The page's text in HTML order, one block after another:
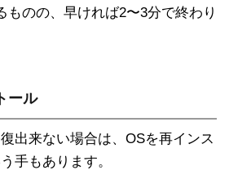
ものの、早ければ2〜3分で終わり
ール
出来ない場合は、OSを再インス
手もあります。